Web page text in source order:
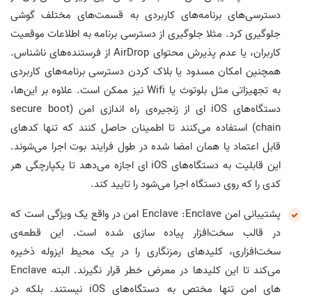
دسترسی‌های برنامه‌های کاربردی به قسمت‌های مختلف گوشی
جلوگیری کرد. مثلا جلوگیری از دسترسی برنامه به اطلاعات موقعیت
کاربران، یا عدم پذیرش محتوای AirDrop از فرستنده‌های ناشناس.
همچنین امکان مسدود یا بلاک کردن دسترسی برنامه‌های کاربردی
به تجهیزاتی مثل بلوتوث یا Wifi نیز ممکن است. علاوه بر این‌ها،
دستگاه‌های iOS ای از زنجیره‌ی راه اندازی امن (secure boot
chain) استفاده می‌کنند تا اطمینان حاصل کنند که تنها کدهای
قابل اعتماد یا همان امضا شده در طول فرایند بوت اجرا می‌شوند.
این قابلیت به دستگاه‌های iOS ای اجازه می‌دهد تا یکپارچگی هر
کدی را که روی دستگاه اجرا می‌شود را تایید کند.
پشتیبانی امن Enclave :Enclave امن در واقع یک ویژگی است که
در قالب سخت‌افزار پیاده سازی شده است. این قطعه‌ی
سخت‌افزاری، کلیدهای رمزنگاری را در یک محیط ایزوله ذخیره
می‌کند تا این کلیدها در معرض خطر قرار نگیرند. البته Enclave
های امن تنها مختص به دستگاه‌های iOS نیستند. بلکه در